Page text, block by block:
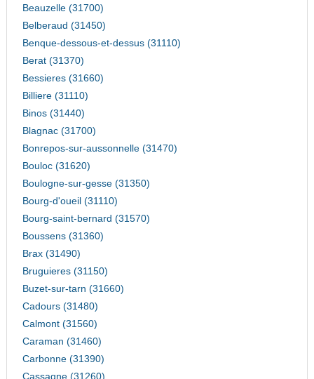
Beauzelle (31700)
Belberaud (31450)
Benque-dessous-et-dessus (31110)
Berat (31370)
Bessieres (31660)
Billiere (31110)
Binos (31440)
Blagnac (31700)
Bonrepos-sur-aussonnelle (31470)
Bouloc (31620)
Boulogne-sur-gesse (31350)
Bourg-d'oueil (31110)
Bourg-saint-bernard (31570)
Boussens (31360)
Brax (31490)
Bruguieres (31150)
Buzet-sur-tarn (31660)
Cadours (31480)
Calmont (31560)
Caraman (31460)
Carbonne (31390)
Cassagne (31260)